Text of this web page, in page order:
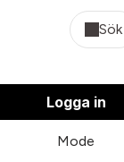
Sök
Logga in
Mode